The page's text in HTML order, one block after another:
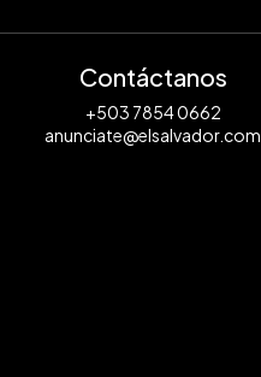
Contáctanos
+503 7854 0662
anunciate@elsalvador.com